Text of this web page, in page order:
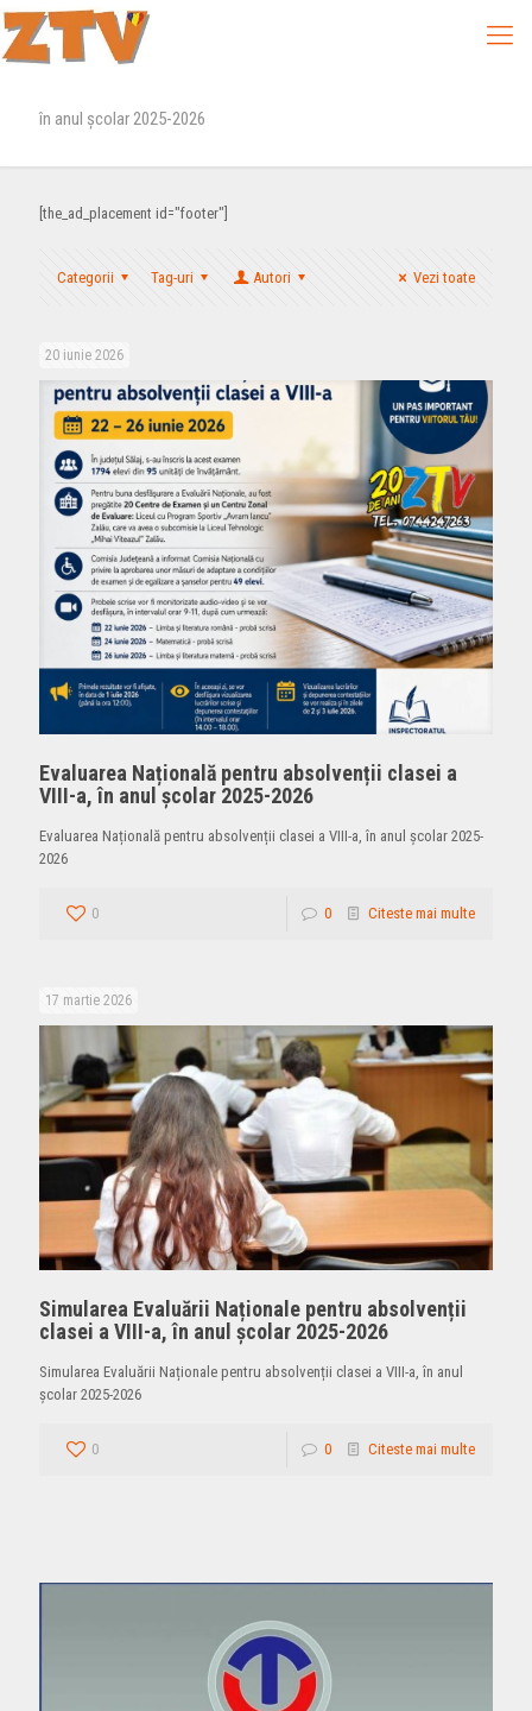
în anul școlar 2025-2026
[the_ad_placement id="footer"]
Categorii Tag-uri Autori Vezi toate
20 iunie 2026
Evaluarea Națională pentru absolvenții clasei a
VIII-a, în anul școlar 2025-2026
Evaluarea Națională pentru absolvenții clasei a VIII-a, în anul școlar 2025-
2026
0 0 Citeste mai multe
17 martie 2026
Simularea Evaluării Naționale pentru absolvenții
clasei a VIII-a, în anul școlar 2025-2026
Simularea Evaluării Naționale pentru absolvenții clasei a VIII-a, în anul
școlar 2025-2026
0 0 Citeste mai multe